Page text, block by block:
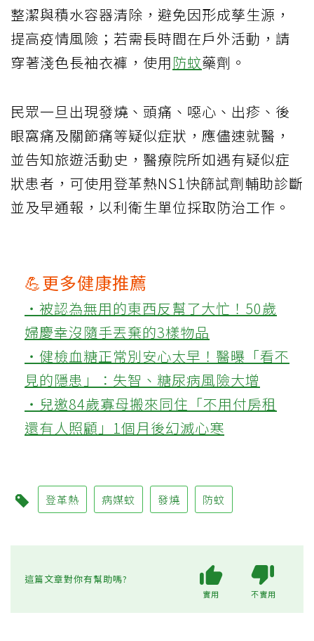
整潔與積水容器清除，避免因形成孳生源，
提高疫情風險；若需長時間在戶外活動，請
穿著淺色長袖衣褲，使用防蚊藥劑。
民眾一旦出現發燒、頭痛、噁心、出疹、後
眼窩痛及關節痛等疑似症狀，應儘速就醫，
並告知旅遊活動史，醫療院所如遇有疑似症
狀患者，可使用登革熱NS1快篩試劑輔助診斷
並及早通報，以利衛生單位採取防治工作。
💪更多健康推薦
‧被認為無用的東西反幫了大忙！50歲
婦慶幸沒隨手丟棄的3樣物品
‧健檢血糖正常別安心太早！醫曝「看不
見的隱患」：失智、糖尿病風險大增
‧兒邀84歲寡母搬來同住「不用付房租
還有人照顧」1個月後幻滅心寒
登革熱 病媒蚊 發燒 防蚊
這篇文章對你有幫助嗎?
實用 不實用